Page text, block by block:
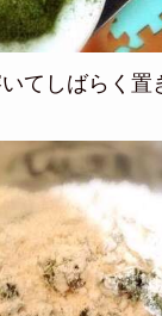
てしばらく置